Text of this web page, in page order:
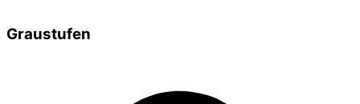
Graustufen